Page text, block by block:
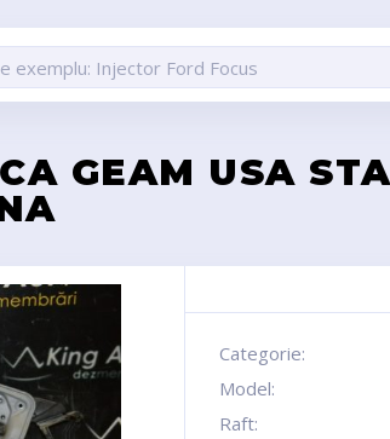
GEAM USA
Categorie:
Model:
Raft: